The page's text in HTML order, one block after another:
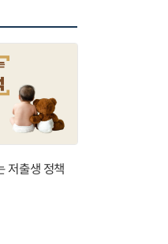
저출생 정책